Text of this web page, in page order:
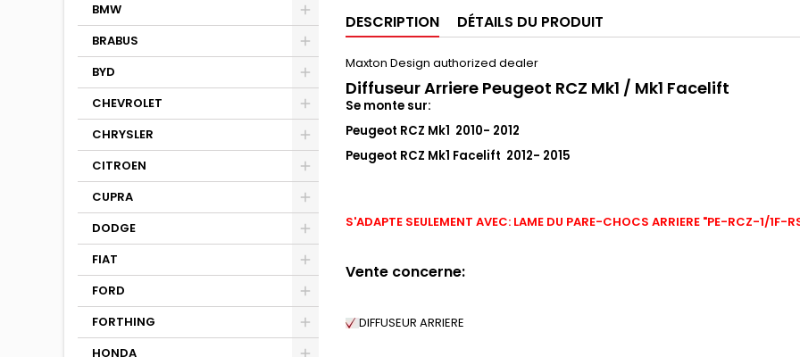
BMW
BRABUS
BYD
CHEVROLET
CHRYSLER
CITROEN
CUPRA
DODGE
FIAT
FORD
FORTHING
HONDA
DESCRIPTION DÉTAILS DU PRODUIT
Maxton Design authorized dealer
Diffuseur Arriere Peugeot RCZ Mk1 / Mk1 Facelift
Se monte sur:
Peugeot RCZ Mk1 2010- 2012
Peugeot RCZ Mk1 Facelift 2012- 2015
S'ADAPTE SEULEMENT AVEC: LAME DU PARE-CHOCS ARRIERE "PE-RCZ-1/1F-
Vente concerne:
DIFFUSEUR ARRIERE